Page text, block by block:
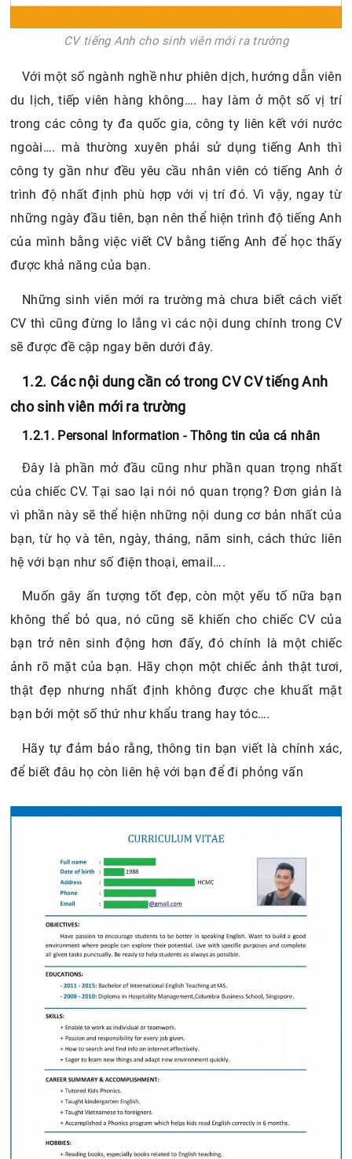
CV tiếng Anh cho sinh viên mới ra trường
Với một số ngành nghề như phiên dịch, hướng dẫn viên
du lịch, tiếp viên hàng không…. hay làm ở một số vị trí
trong các công ty đa quốc gia, công ty liên kết với nước
ngoài…. mà thường xuyên phải sử dụng tiếng Anh thì
công ty gần như đều yêu cầu nhân viên có tiếng Anh ở
trình độ nhất định phù hợp với vị trí đó. Vì vậy, ngay từ
những ngày đầu tiên, bạn nên thể hiện trình độ tiếng Anh
của mình bằng việc viết CV bằng tiếng Anh để học thấy
được khả năng của bạn.
Những sinh viên mới ra trường mà chưa biết cách viết
CV thì cũng đừng lo lắng vì các nội dung chính trong CV
sẽ được đề cập ngay bên dưới đây.
1.2. Các nội dung cần có trong CV CV tiếng Anh
cho sinh viên mới ra trường
1.2.1. Personal Information - Thông tin của cá nhân
Đây là phần mở đầu cũng như phần quan trọng nhất
của chiếc CV. Tại sao lại nói nó quan trọng? Đơn giản là
vì phần này sẽ thể hiện những nội dung cơ bản nhất của
bạn, từ họ và tên, ngày, tháng, năm sinh, cách thức liên
hệ với bạn như số điện thoại, email….
Muốn gây ấn tượng tốt đẹp, còn một yếu tố nữa bạn
không thể bỏ qua, nó cũng sẽ khiến cho chiếc CV của
bạn trở nên sinh động hơn đấy, đó chính là một chiếc
ảnh rõ mặt của bạn. Hãy chọn một chiếc ảnh thật tươi,
thật đẹp nhưng nhất định không được che khuất mặt
bạn bởi một số thứ như khẩu trang hay tóc….
Hãy tự đảm bảo rằng, thông tin bạn viết là chính xác,
để biết đâu họ còn liên hệ với bạn để đi phỏng vấn